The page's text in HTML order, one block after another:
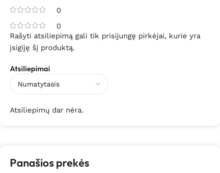
0
0
Atsiliepimai
Atsiliepimų dar nėra.
Rašyti atsiliepimą gali tik prisijungę pirkėjai, kurie yra
įsigiję šį produktą.
Panašios prekės